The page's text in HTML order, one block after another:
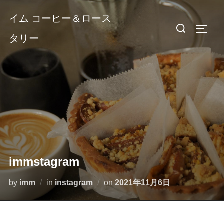
ツ
へ
ッ
プ
イム コーヒー＆ロース
タリー
検
対
象:
immstagram
by imm in instagram on 投
稿
2021年11月6日